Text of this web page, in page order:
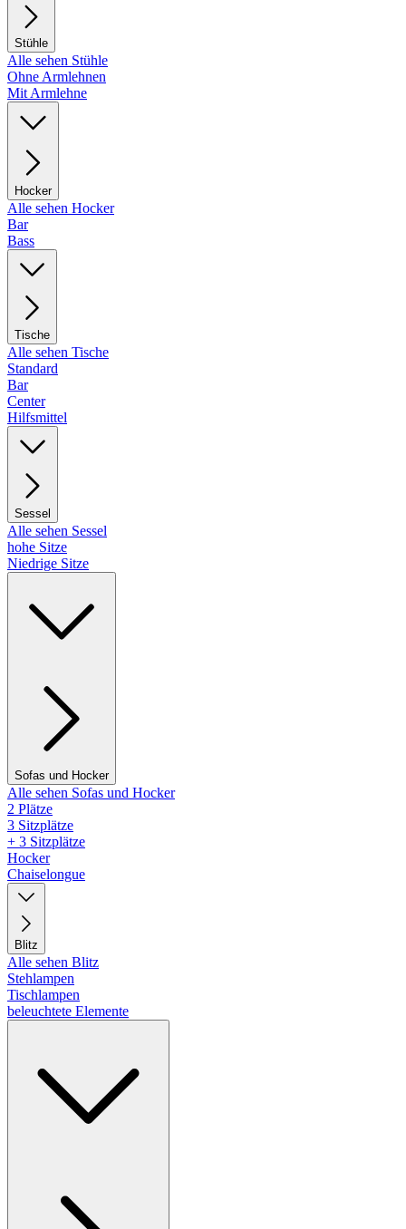
Stühle
Alle sehen Stühle
Ohne Armlehnen
Mit Armlehne
Hocker
Alle sehen Hocker
Bar
Bass
Tische
Alle sehen Tische
Standard
Bar
Center
Hilfsmittel
Sessel
Alle sehen Sessel
hohe Sitze
Niedrige Sitze
Sofas und Hocker
Alle sehen Sofas und Hocker
2 Plätze
3 Sitzplätze
+ 3 Sitzplätze
Hocker
Chaiselongue
Blitz
Alle sehen Blitz
Stehlampen
Tischlampen
beleuchtete Elemente